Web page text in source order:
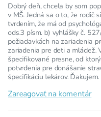
Dobrý deň, chcela by som
v MŠ. Jedná sa o to, že rodič
tvrdením, že má od
ods.3 písm. b) vyhlášky č.
požiadavkách na zariadenia
zariadenia pre deti a mládež.
špecifikované presne, od
potvrdenia pre donášanie
špecifikáciu lekárov. Ďakujem.
Zareagovať na komentár